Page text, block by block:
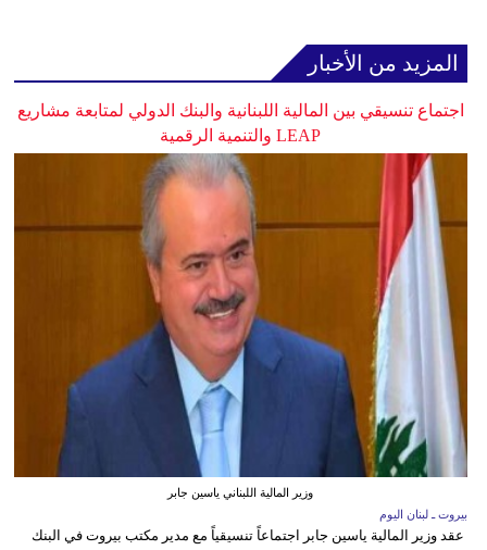
المزيد من الأخبار
اجتماع تنسيقي بين المالية اللبنانية والبنك الدولي لمتابعة مشاريع
LEAP والتنمية الرقمية
وزير المالية اللبناني ياسين جابر
بيروت ـ لبنان اليوم
عقد وزير المالية ياسين جابر اجتماعاً تنسيقياً مع مدير مكتب بيروت في البنك